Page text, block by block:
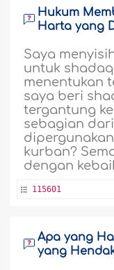
Hukum
Harta yang
Saya
untuk
menentukan
saya beri
tergantung
sebagian
kurban?
dengan
115601
Apa yang
yang